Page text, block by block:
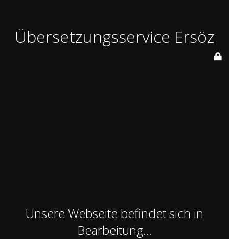
Übersetzungsservice Ersöz
Unsere Webseite befindet sich in
Bearbeitung...